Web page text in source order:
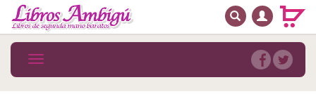
MENÚ PRINCIPAL
Novedades
BUSCAR
Toggle
navigation